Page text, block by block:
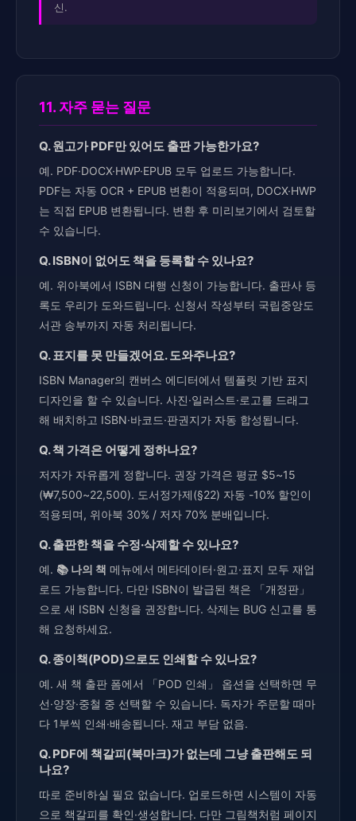
신.
11. 자주 묻는 질문
Q. 원고가 PDF만 있어도 출판 가능한가요?
예. PDF·DOCX·HWP·EPUB 모두 업로드 가능합니다.
PDF는 자동 OCR + EPUB 변환이 적용되며, DOCX·HWP
는 직접 EPUB 변환됩니다. 변환 후 미리보기에서 검토할
수 있습니다.
Q. ISBN이 없어도 책을 등록할 수 있나요?
예. 위아북에서 ISBN 대행 신청이 가능합니다. 출판사 등
록도 우리가 도와드립니다. 신청서 작성부터 국립중앙도
서관 송부까지 자동 처리됩니다.
Q. 표지를 못 만들겠어요. 도와주나요?
ISBN Manager의 캔버스 에디터에서 템플릿 기반 표지
디자인을 할 수 있습니다. 사진·일러스트·로고를 드래그
해 배치하고 ISBN·바코드·판권지가 자동 합성됩니다.
Q. 책 가격은 어떻게 정하나요?
저자가 자유롭게 정합니다. 권장 가격은 평균 $5~15
(₩7,500~22,500). 도서정가제(§22) 자동 -10% 할인이
적용되며, 위아북 30% / 저자 70% 분배입니다.
Q. 출판한 책을 수정·삭제할 수 있나요?
예. 📚 나의 책 메뉴에서 메타데이터·원고·표지 모두 재업
로드 가능합니다. 다만 ISBN이 발급된 책은 「개정판」
으로 새 ISBN 신청을 권장합니다. 삭제는 BUG 신고를 통
해 요청하세요.
Q. 종이책(POD)으로도 인쇄할 수 있나요?
예. 새 책 출판 폼에서 「POD 인쇄」 옵션을 선택하면 무
선·양장·중철 중 선택할 수 있습니다. 독자가 주문할 때마
다 1부씩 인쇄·배송됩니다. 재고 부담 없음.
Q. PDF에 책갈피(북마크)가 없는데 그냥 출판해도 되
나요?
따로 준비하실 필요 없습니다. 업로드하면 시스템이 자동
으로 책갈피를 확인·생성합니다. 다만 그림책처럼 페이지